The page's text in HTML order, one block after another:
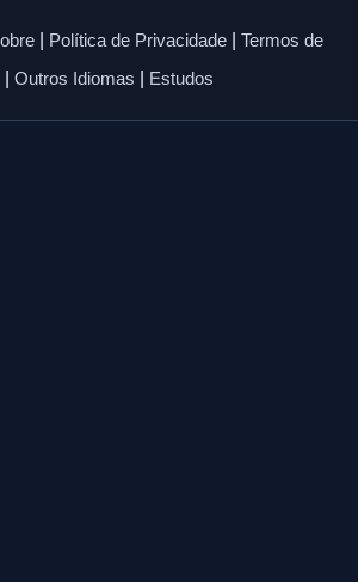
Política de Privacidade
Termos de
Outros Idiomas Estudos